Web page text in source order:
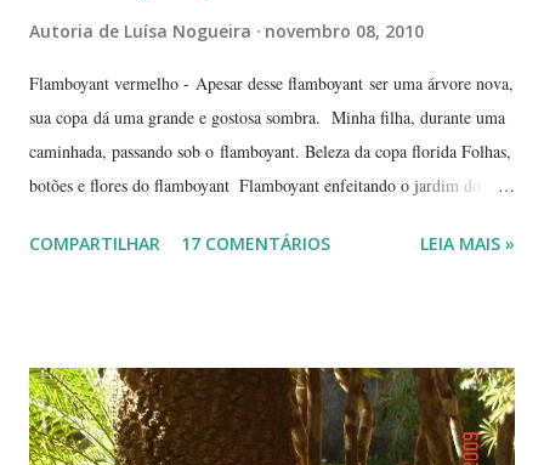
Autoria de Luísa Nogueira novembro 08, 2010
Flamboyant vermelho - Apesar desse flamboyant ser uma árvore nova,
sua copa dá uma grande e gostosa sombra. Minha filha, durante uma
caminhada, passando sob o flamboyant. Beleza da copa florida Folhas,
botões e flores do flamboyant Flamboyant enfeitando o jardim do
fachada do TJ. Flores e galhos retorcidos do flamboyant. Flores do
árvores dando as boas vindas na entrada de uma lanchonete, na
rodovia que liga Goiânia a Brasília ( Lanchonete Jerivá ).
Flamboyants do Jerivá Flamboyant amarelo - Este está em Brasília,
COMPARTILHAR 17 COMENTÁRIOS LEIA MAIS »